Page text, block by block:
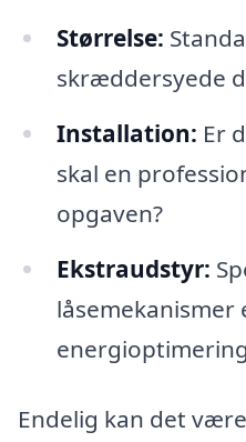
Størrelse:
skræddersyede
Installation: Er
skal en
opgaven?
Ekstraudstyr:
låsemekanismer
Endelig kan det